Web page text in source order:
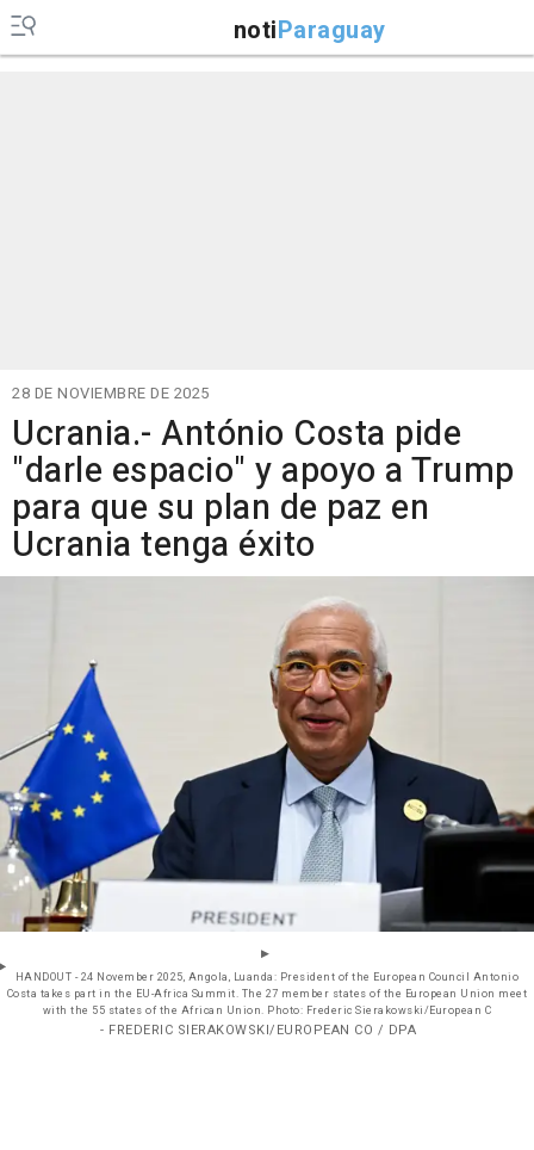
notiParaguay
28 DE NOVIEMBRE DE 2025
Ucrania.- António Costa pide
"darle espacio" y apoyo a Trump
para que su plan de paz en
Ucrania tenga éxito
HANDOUT - 24 November 2025, Angola, Luanda: President of the European Council Antonio
Costa takes part in the EU-Africa Summit. The 27 member states of the European Union meet
with the 55 states of the African Union. Photo: Frederic Sierakowski/European C
- FREDERIC SIERAKOWSKI/EUROPEAN CO / DPA